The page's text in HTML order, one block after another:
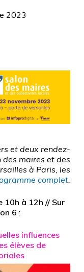
2023
et deux rendez-
des maires et des
à Paris, les
complet.
10h à 12h // Sur
6 :
influences
élèves de